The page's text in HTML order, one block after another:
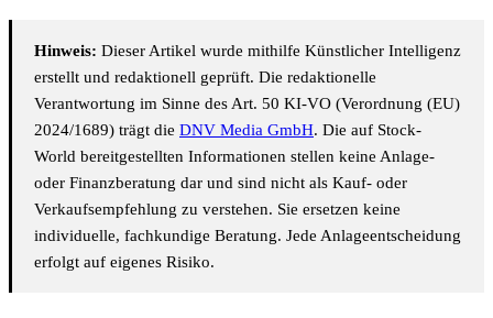
Hinweis: Dieser Artikel wurde mithilfe Künstlicher Intelligenz
erstellt und redaktionell geprüft. Die redaktionelle
Verantwortung im Sinne des Art. 50 KI-VO (Verordnung (EU)
2024/1689) trägt die DNV Media GmbH. Die auf Stock-
World bereitgestellten Informationen stellen keine Anlage-
oder Finanzberatung dar und sind nicht als Kauf- oder
Verkaufsempfehlung zu verstehen. Sie ersetzen keine
individuelle, fachkundige Beratung. Jede Anlageentscheidung
erfolgt auf eigenes Risiko.